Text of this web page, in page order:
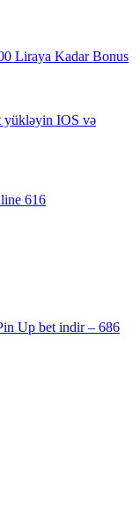
Liraya Kadar Bonus
yükləyin IOS və
616
Up bet indir – 686